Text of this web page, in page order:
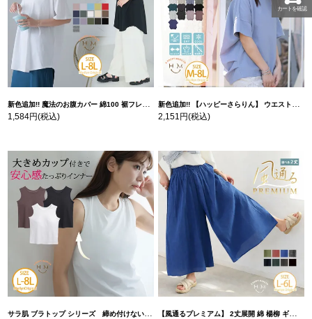
新色追加!! 魔法のお腹カバー 綿100 裾フレア Tシャツ | 大きいサイズの通販ならハッピーマリリン
1,584円(税込)
新色追加!! 【ハッピーさらりん】 ウエストタック入り スッキリ魅せ コクーントップス | 大きいサイズの通販ならハッピーマリリン
2,151円(税込)
サラ肌 ブラトップ シリーズ 締め付けない リブ タンクトップ | 大きいサイズの通販ならハッピーマリリン 【風通るプレミアム】 2丈展開 綿 楊柳 ギャザー フレア スカンツ 【ウェストゴム】 | 大きいサイズの通販ならハッピーマリリン
カートを確認